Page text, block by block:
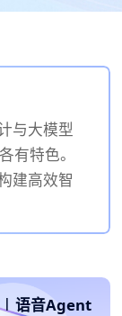
与大模型
有特色。
建高效智
| 语音Agent